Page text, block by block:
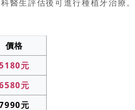
醫生評估後可進行種植牙治療。
價格
元
元
元